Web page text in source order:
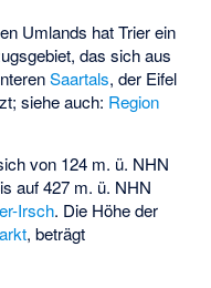
Umlands hat Trier ein
das sich aus
Saartals, der Eifel
siehe auch: Region
von 124 m. ü. NHN
auf 427 m. ü. NHN
Irsch. Die Höhe der
, beträgt